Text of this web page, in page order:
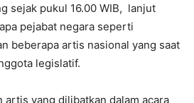
sejak pukul 16.00 WIB, lanjut
pejabat negara seperti
beberapa artis nasional yang saat
legislatif.
artis yang dilibatkan dalam acara